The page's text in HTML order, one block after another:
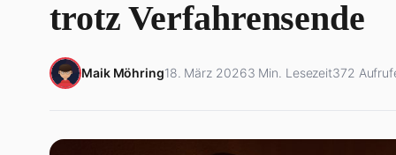
trotz Verfahrensende
Maik Möhring18. März 20263 Min. Lesezeit372